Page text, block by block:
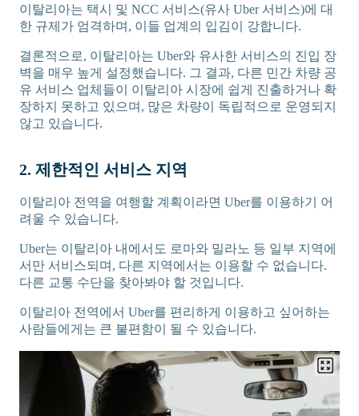
이탈리아는 택시 및 NCC 서비스(유사 Uber 서비스)에 대
한 규제가 엄격하며, 이들 업계의 입김이 강합니다.
결론적으로, 이탈리아는 Uber와 유사한 서비스의 진입 장
벽을 매우 높게 설정했습니다. 그 결과, 다른 민간 차량 공
유 서비스 업체들이 이탈리아 시장에 쉽게 진출하거나 확
장하지 못하고 있으며, 많은 차량이 독립적으로 운영되지
않고 있습니다.
2. 제한적인 서비스 지역
이탈리아 전역을 여행할 계획이라면 Uber를 이용하기 어
려울 수 있습니다.
Uber는 이탈리아 내에서도 로마와 밀라노 등 일부 지역에
서만 서비스되며, 다른 지역에서는 이용할 수 없습니다.
다른 교통 수단을 찾아봐야 할 것입니다.
이탈리아 전역에서 Uber를 편리하게 이용하고 싶어하는
사람들에게는 큰 불편함이 될 수 있습니다.